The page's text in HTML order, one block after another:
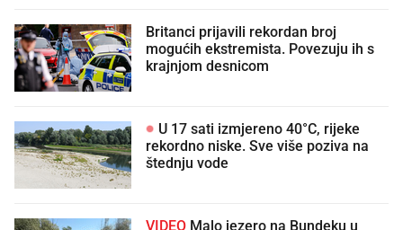
Britanci prijavili rekordan broj
mogućih ekstremista. Povezuju ih s
krajnjom desnicom
U 17 sati izmjereno 40°C, rijeke
rekordno niske. Sve više poziva na
štednju vode
VIDEO